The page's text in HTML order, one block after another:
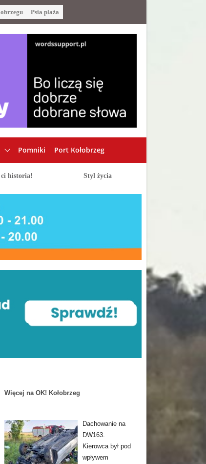
Psia plaża
Pomniki Port Kołobrzeg
ci historia! Styl życia
Więcej na OK! Kołobrzeg
Dachowanie na
DW163.
Kierowca był pod
wpływem